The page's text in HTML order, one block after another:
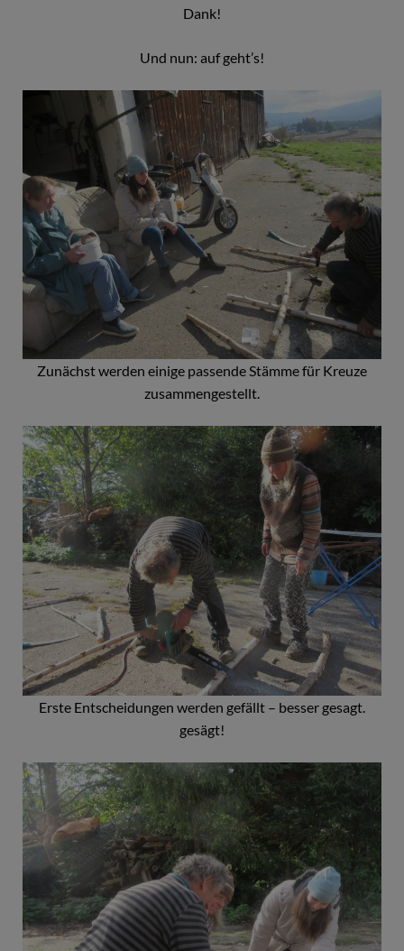
Dank!
Und nun: auf geht’s!
Zunächst werden einige passende Stämme für Kreuze
zusammengestellt.
Erste Entscheidungen werden gefällt – besser gesagt.
gesägt!